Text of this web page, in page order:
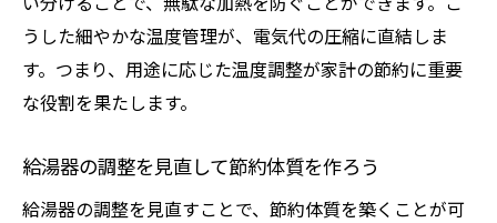
うした細やかな温度管理が、電気代の圧縮に直結しま
す。つまり、用途に応じた温度調整が家計の節約に重要
な役割を果たします。
給湯器の調整を見直して節約体質を作ろう
給湯器の調整を見直すことで、節約体質を築くことが可